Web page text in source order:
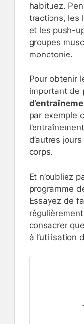
habituez.
tractions, les
et les push-
groupes
monotonie.
Pour obtenir
important de
par exemple
d’autres
corps.
Et n’oubliez
programme
Essayez de
consacrer
à l’utilisation